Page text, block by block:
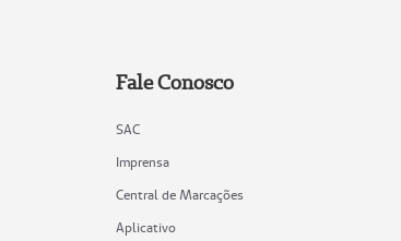
Fale Conosco
SAC
Imprensa
Central de Marcações
Aplicativo